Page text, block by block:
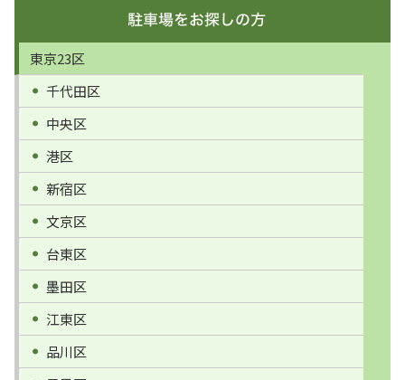
東京23区
千代田区
中央区
港区
新宿区
文京区
台東区
墨田区
江東区
品川区